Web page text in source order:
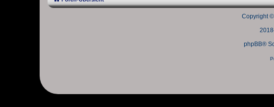
Copyright
phpBB®